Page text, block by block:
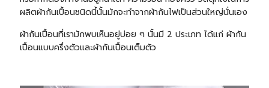
ผลิตผ้ากันเปื้อนชนิดนี้นั้นมักจะทำจากผ้ากันไฟเป็นส่วนใหญ่นั่นเอง
ผ้ากันเปื้อนที่เรามักพบเห็นอยู่บ่อย ๆ นั้นมี 2 ประเภท ได้แก่ ผ้ากัน
เปื้อนแบบครึ่งตัวและผ้ากันเปื้อนเต็มตัว